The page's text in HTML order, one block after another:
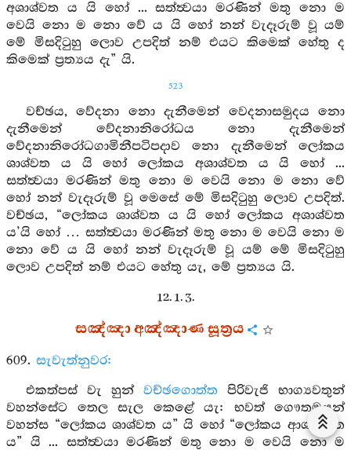
අශාශ්වත ය යි හෝ ... සත්ත්‍වයා මරණින් මතු නො ම
වෙයි නො ම නො වේ ය යි හෝ නන් වැදෑරුම් වූ යම්
මේ මිසදිටුහු ලොව උපදිත් නම් එයට කිමෙක් හේතු ද
කිමෙක් ප්‍රත්‍යය දැ” යි.
523
වච්ඡය, වේදනා නො දැනීමෙන් වෙදනාසමුදය නො
දැනීමෙන් වේදනානිරෝධය නො දැනීමෙන්
වේදනානිරෝධගාමිනීපටිපදාව නො දැනීමෙන් ලෝකය
ශාශ්වත ය යි හෝ ලෝකය අශාශ්වත ය යි හෝ ...
සත්ත්‍වයා මරණින් මතු නො ම වෙයි නො ම නො වේ
හෝ නන් වැදෑරුම් වූ මෙසේ මේ මිසදිටුහු ලොව උපදිත්.
වච්ඡය, “ලෝකය ශාශ්වත ය යි හෝ ලෝකය අශාශ්වත
ය’යි හෝ … සත්ත්‍වයා මරණින් මතු නො ම වෙයි නො ම
නො වේ ය යි හෝ නන් වැදෑරුම් වූ යම් මේ මිසදිටුහු
ලොව උපදිත් නම් එයට හේතු යැ, මේ ප්‍රත්‍යය යි.
12. 1. 3.
සඤ්ඤා අඤ්ඤාණ සූත්‍රය
609. සැවැත්නුවර:
එකත්පස් වැ හුන් වච්ඡගොත්ත පිරිවැජි භාග්‍යවතුන්
වහන්සේට තෙල සැල කෙළේ යැ: භවත් ගෞතමයන්
වහන්ස “ලෝකය ශාශ්වත ය” යි හෝ “ලෝකය ආශාශ්වත
ය” යි ... සත්ත්‍වයා මරණින් මතු නො ම වෙයි නො ම